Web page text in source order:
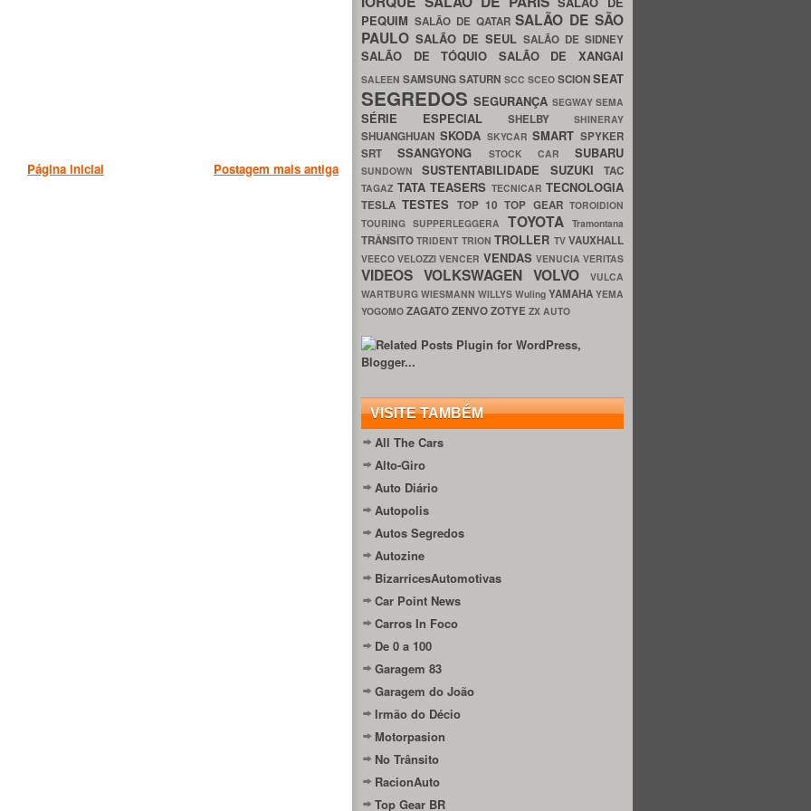
Postagem mais antiga
Página inicial
PEQUIM SALÃO DE QATARSALÃO DE SÃO
PAULO SALÃO DE SEUL SALÃO DE SIDNEY
SALÃO DE TÓQUIO SALÃO DE XANGAI
SALEENSAMSUNGSATURN SCC SCEO SCIONSEAT
SEGREDOSSEGURANÇA SEGWAYSEMA
SÉRIE ESPECIAL SHELBY SHINERAY
SHUANGHUAN SKODA SKYCARSMART SPYKER
SRTSSANGYONG STOCK CAR SUBARU
SUNDOWNSUSTENTABILIDADE SUZUKITAC
TAGAZ TATA TEASERS TECNICAR TECNOLOGIA
TESLATESTES TOP 10TOP GEARTOROIDION
TOURING SUPPERLEGGERA TOYOTATramontana
TRÂNSITOTRIDENT TRIONTROLLER TVVAUXHALL
VEECOVELOZZIVENCER VENDAS VENUCIAVERITAS
VIDEOS VOLKSWAGEN VOLVO
VULCA
WARTBURG WIESMANN WILLYS Wuling YAMAHA YEMA
YOGOMO ZAGATOZENVOZOTYE ZX AUTO
VISITE TAMBÉM
All The Cars
Alto-Giro
Auto Diário
Autopolis
Autos Segredos
Autozine
BizarricesAutomotivas
Car Point News
Carros In Foco
De 0 a 100
Garagem 83
Garagem do João
Irmão do Décio
Motorpasion
No Trânsito
RacionAuto
Top Gear BR